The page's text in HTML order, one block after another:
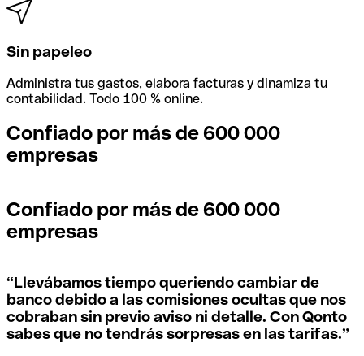
Sin papeleo
Administra tus gastos, elabora facturas y dinamiza tu
contabilidad. Todo 100 % online.
Confiado por más de 600 000
empresas
Confiado por más de 600 000
empresas
“Llevábamos tiempo queriendo cambiar de
banco debido a las comisiones ocultas que nos
cobraban sin previo aviso ni detalle. Con Qonto
sabes que no tendrás sorpresas en las tarifas.”